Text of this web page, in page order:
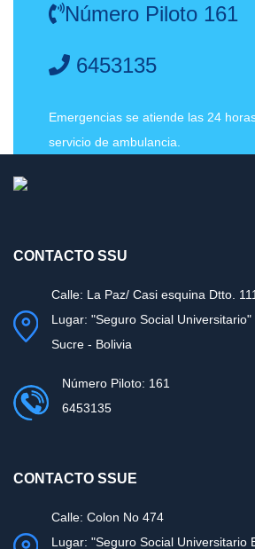
Número Piloto 161
6453135
Emergencias se atiende las 24
servicio de ambulancia.
CONTACTO SSU
Calle: La Paz/ Casi esquina Dtto. 111
Lugar: "Seguro Social Universitario"
Sucre - Bolivia
Número Piloto: 161
6453135
CONTACTO SSUE
Calle: Colon No 474
Lugar: "Seguro Social Universitario